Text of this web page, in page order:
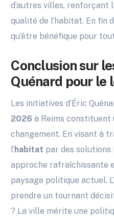
d’autres villes, renforçant
qualité de l’habitat. En fin
qu’être bénéfique pour
Conclusion sur
Quénard pour le
Les initiatives d’Éric
2026 à Reims constituent
changement. En visant à
l’ habitat par des
approche rafraîchissante
paysage politique actuel.
prendre un tournant
? La ville mérite une